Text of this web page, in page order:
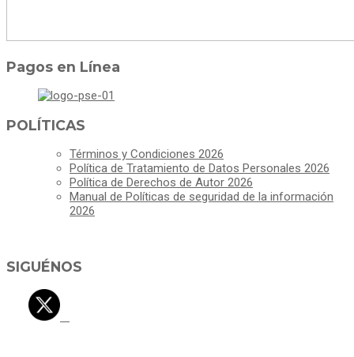
Pagos en Línea
POLÍTICAS
Términos y Condiciones 2026
Política de Tratamiento de Datos Personales 2026
Política de Derechos de Autor 2026
Manual de Políticas de seguridad de la información
2026
SIGUÉNOS